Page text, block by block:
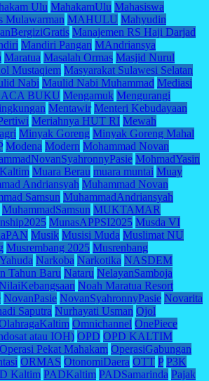
Ulu MahakamUlu Mahasiswa
Mulawarman MAHULU Mahyudin
Manajemen RS Haji Darjad
Mandiri Pangan MAndriansya
Maratua Masalah Ormas Masjid Nurul
Mustaqiem Masyarakat Sulawesi Selatan
Nabi Maulid Nabi Muhammad Mediasi
BUKU Mengamuk Mengurangi
Mentawir Menteri Kebudayaan
Meriahnya HUT RI Mewah
Minyak Goreng Minyak Goreng Mahal
Modena Modern Mohammad Novan
MohmadYasin
Muara Berau muara muntai Muay
Andriansyah Muhammad Novan
Samsun MuhammadAndriansyah
MuhammadSamsun MUKTAMAR
MunasAPPSI2025 Musda VI
Musik Musisi Muda Muslimat NU
Musrembang 2025 Musrenbang
Narkoba Narkotika NASDEM
Tahun Baru Nataru NelayanSamboja
Noah Maratua Resort
NovanPasie NovanSyahronnyPasie Novarita
Saputra Nurhayati Usman Ojol
Omnichannel OnePiece
atau IOH) OPD OPD KALTIM
Operasi Pekat Mahakam OperasiGabungan
ORMAS OtonomiDaera OTT P P3K
Kaltim PADKaltim PADSamarinda Pajak